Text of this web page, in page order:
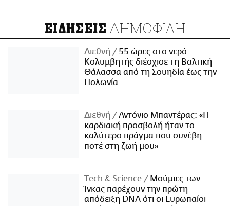
ΕΙΔΗΣΕΙΣ ΔΗΜΟΦΙΛΗ
Διεθνή
55 ώρες στο νερό:
Κολυμβητής διέσχισε τη Βαλτική
Θάλασσα από τη Σουηδία έως την
Πολωνία
Διεθνή
Αντόνιο Μπαντέρας: «Η
καρδιακή προσβολή ήταν το
καλύτερο πράγμα που συνέβη
ποτέ στη ζωή μου»
Τech & Science
Μούμιες των
Ίνκας παρέχουν την πρώτη
απόδειξη DNA ότι οι Ευρωπαίοι